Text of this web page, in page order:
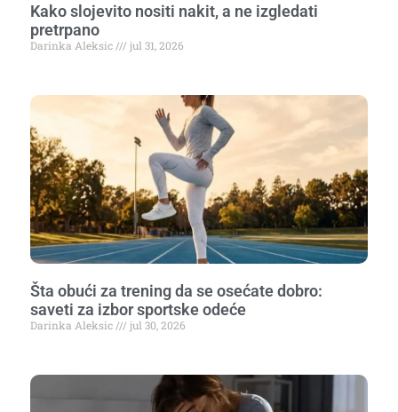
Kako slojevito nositi nakit, a ne izgledati
pretrpano
Darinka Aleksic jul 31, 2026
Šta obući za trening da se osećate dobro:
saveti za izbor sportske odeće
Darinka Aleksic jul 30, 2026